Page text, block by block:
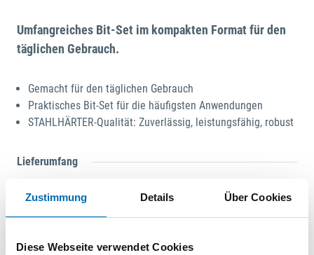
Zustimmung Details Über Cookies
Diese Webseite verwendet Cookies
Umfangreiches Bit-Set im kompakten Format für den
täglichen Gebrauch.
Gemacht für den täglichen Gebrauch
Praktisches Bit-Set für die häufigsten Anwendungen
STAHLHÄRTER-Qualität: Zuverlässig, leistungsfähig, robust
Lieferumfang
Philips-Bit 1x PH, 2x PH2, 1x PH3
Schlitz-Bit je 1x 4,5, 6,5